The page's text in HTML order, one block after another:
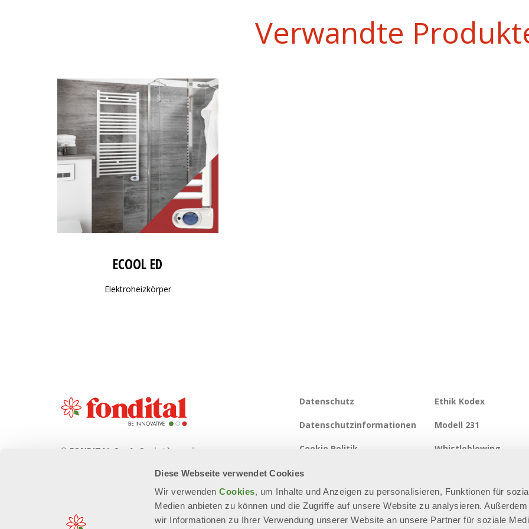
Diese Webseite verwendet Cookies
Wir verwendenCookies, um Inhalte und Anzeigen zu personalisieren, Funktionen für
Medien anbieten zu können und die Zugriffe auf unsere Website zu analysieren. Außerdem
wir Informationen zu Ihrer Verwendung unserer Website an unsere Partner für soziale
Verwandte
ECOOL ED
Elektroheizkörper
© FONDITAL S.p.A. Società a unico
Sede Legale e Amministrativa
Via Cerreto, 40 - 25079 VOBARNO
Datenschutz
Datenschutzinformationen
Cookie Politik
Integrierte Systempolitik
Seitenverzeichnis
Ethik Kodex
Modell 231
Whistleblowing